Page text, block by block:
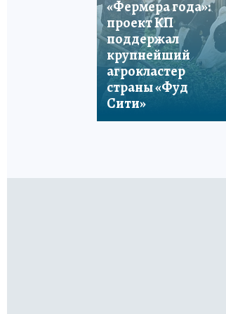
«Фермера года»:
проект КП
поддержал
крупнейший
агрокластер
страны «Фуд
Сити»